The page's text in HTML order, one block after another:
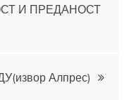
И ПРЕДАНОСТ
Алпрес)